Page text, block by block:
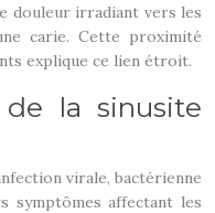
douleur irradiant vers les
carie. Cette proximité
explique ce lien étroit.
de la sinusite
virale, bactérienne
symptômes affectant les